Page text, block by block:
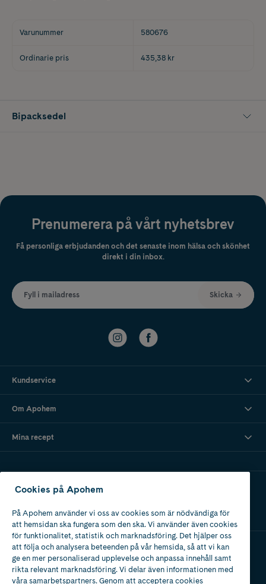
Varunummer 580676
Ordinarie pris 435,38 kr
Bipacksedel
Prenumerera på vårt nyhetsbrev
Få personliga erbjudanden och det senaste inom hälsa och skönhet
direkt i din inbox.
Fyll i mailadress Skicka
Kundservice
Om Apohem
Mina recept
Ladda ner vår app
Apotek med tillstånd
av Läkemedelsverket
Cookies på Apohem
På Apohem använder vi oss av cookies som är nödvändiga för
att hemsidan ska fungera som den ska. Vi använder även cookies
för funktionalitet, statistik och marknadsföring. Det hjälper oss
att följa och analysera beteenden på vår hemsida, så att vi kan
ge en mer personaliserad upplevelse och anpassa innehåll samt
rikta relevant marknadsföring. Vi delar även informationen med
våra samarbetspartners. Genom att acceptera cookies